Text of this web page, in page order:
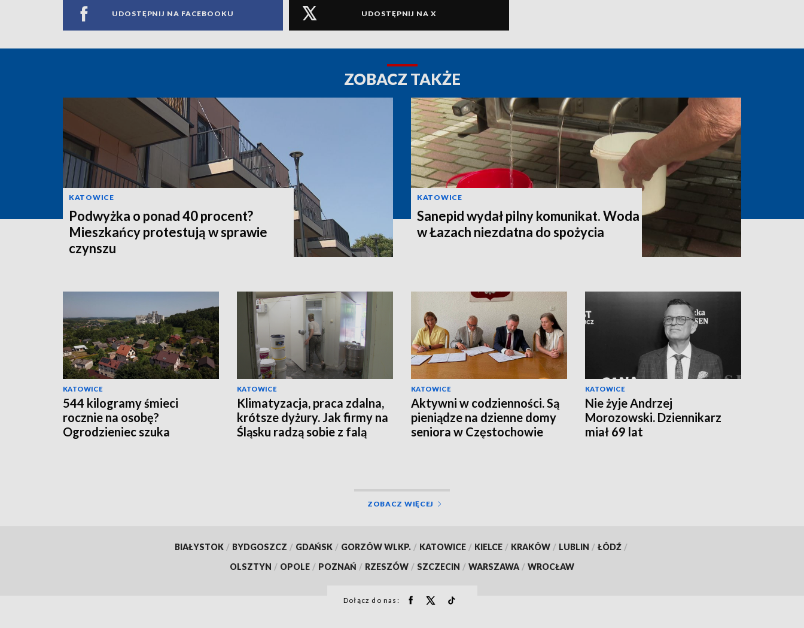
UDOSTĘPNIJ NA FACEBOOKU UDOSTĘPNIJ NA X
ZOBACZ TAKŻE
KATOWICE
Podwyżka o ponad 40 procent?
Mieszkańcy protestują w sprawie
czynszu
KATOWICE
Sanepid wydał pilny komunikat. Woda
w Łazach niezdatna do spożycia
KATOWICE
544 kilogramy śmieci
rocznie na osobę?
Ogrodzieniec szuka
KATOWICE
Klimatyzacja, praca zdalna,
krótsze dyżury. Jak firmy na
Śląsku radzą sobie z falą
KATOWICE
Aktywni w codzienności. Są
pieniądze na dzienne domy
seniora w Częstochowie
KATOWICE
Nie żyje Andrzej
Morozowski. Dziennikarz
miał 69 lat
ZOBACZ WIĘCEJ
BIAŁYSTOK / BYDGOSZCZ / GDAŃSK / GORZÓW WLKP. / KATOWICE / KIELCE / KRAKÓW / LUBLIN / ŁÓDŹ /
OLSZTYN / OPOLE / POZNAŃ / RZESZÓW / SZCZECIN / WARSZAWA / WROCŁAW
Dołącz do nas: